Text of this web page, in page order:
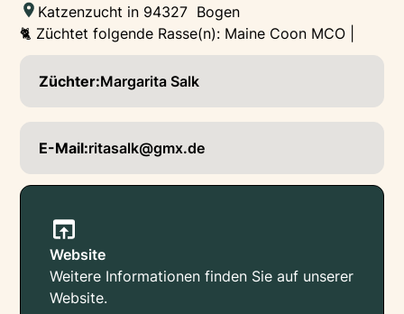
Katzenzucht in 94327 Bogen
🐈 Züchtet folgende Rasse(n): Maine Coon MCO |
Züchter:Margarita Salk
E-Mail:ritasalk@gmx.de
Website
Weitere Informationen finden Sie auf unserer
Website.